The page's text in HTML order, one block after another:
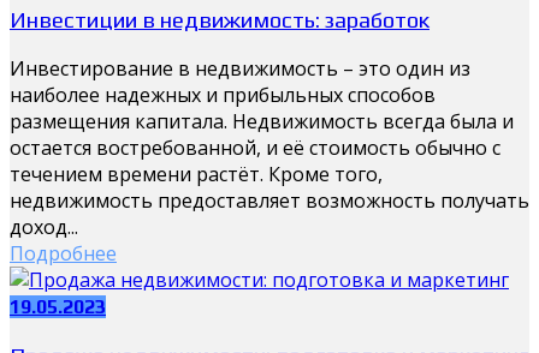
Инвестиции в недвижимость: заработок
Инвестирование в недвижимость – это один из
наиболее надежных и прибыльных способов
размещения капитала. Недвижимость всегда была и
остается востребованной, и её стоимость обычно с
течением времени растёт. Кроме того,
недвижимость предоставляет возможность получать
доход...
Подробнее
19.05.2023